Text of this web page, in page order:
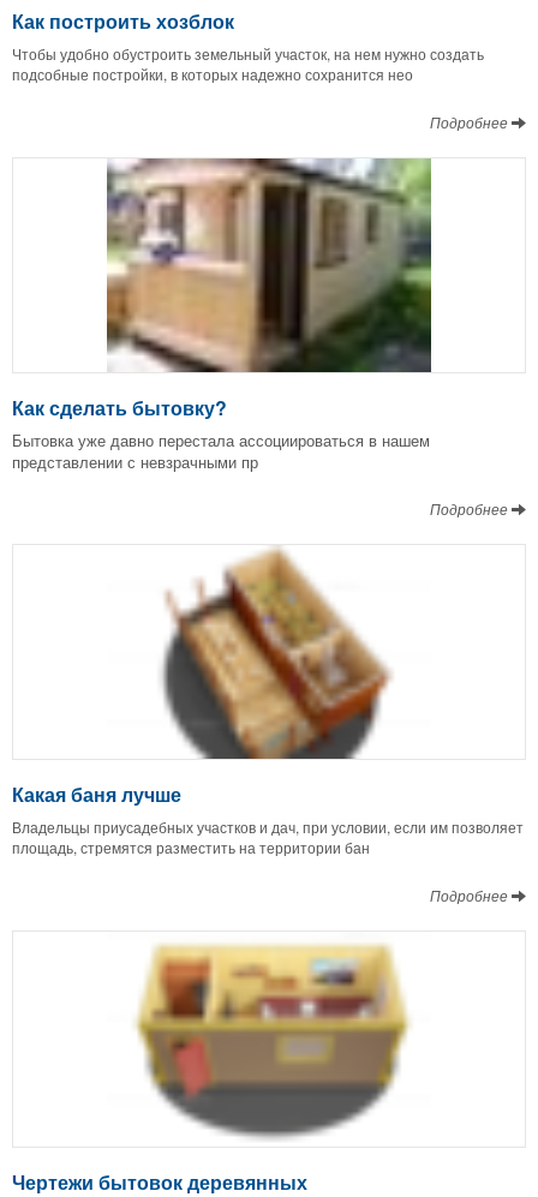
Как построить хозблок
Чтобы удобно обустроить земельный участок, на нем нужно создать
подсобные постройки, в которых надежно сохранится нео
Подробнее
Как сделать бытовку?
Бытовка уже давно перестала ассоциироваться в нашем
представлении с невзрачными пр
Подробнее
Какая баня лучше
Владельцы приусадебных участков и дач, при условии, если им позволяет
площадь, стремятся разместить на территории бан
Подробнее
Чертежи бытовок деревянных